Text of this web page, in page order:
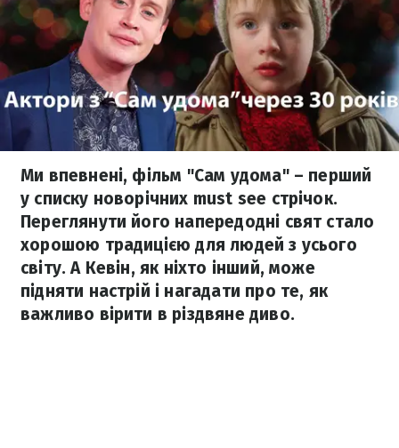
Ми впевнені, фільм "Сам удома" – перший
у списку новорічних must see стрічок.
Переглянути його напередодні свят стало
хорошою традицією для людей з усього
світу. А Кевін, як ніхто інший, може
підняти настрій і нагадати про те, як
важливо вірити в різдвяне диво.